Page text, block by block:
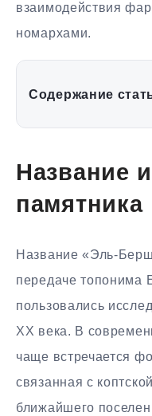
взаимодействия
номархами.
Содержание
Название
памятника
Название «Эль-
передаче топонима
пользовались
XX века. В
чаще встречается
связанная с
ближайшего